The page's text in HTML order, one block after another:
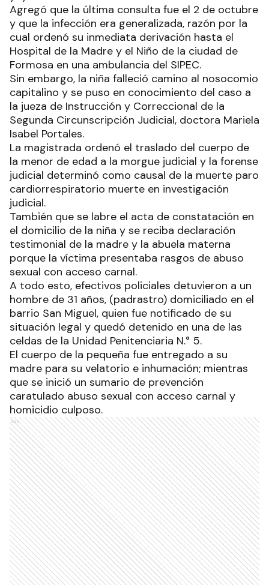
Agregó que la última consulta fue el 2 de octubre
y que la infección era generalizada, razón por la
cual ordenó su inmediata derivación hasta el
Hospital de la Madre y el Niño de la ciudad de
Formosa en una ambulancia del SIPEC.
Sin embargo, la niña falleció camino al nosocomio
capitalino y se puso en conocimiento del caso a
la jueza de Instrucción y Correccional de la
Segunda Circunscripción Judicial, doctora Mariela
Isabel Portales.
La magistrada ordenó el traslado del cuerpo de
la menor de edad a la morgue judicial y la forense
judicial determinó como causal de la muerte paro
cardiorrespiratorio muerte en investigación
judicial.
También que se labre el acta de constatación en
el domicilio de la niña y se reciba declaración
testimonial de la madre y la abuela materna
porque la víctima presentaba rasgos de abuso
sexual con acceso carnal.
A todo esto, efectivos policiales detuvieron a un
hombre de 31 años, (padrastro) domiciliado en el
barrio San Miguel, quien fue notificado de su
situación legal y quedó detenido en una de las
celdas de la Unidad Penitenciaria N.° 5.
El cuerpo de la pequeña fue entregado a su
madre para su velatorio e inhumación; mientras
que se inició un sumario de prevención
caratulado abuso sexual con acceso carnal y
homicidio culposo.
Ads